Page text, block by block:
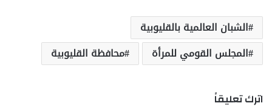
الشبان العالمية بالقليوبية
المجلس القومي للمرأة
محافظة القليوبية
اترك تعليقاً